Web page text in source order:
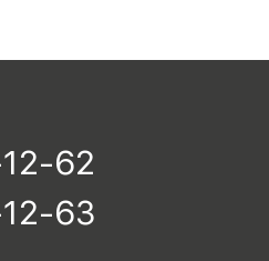
62
63